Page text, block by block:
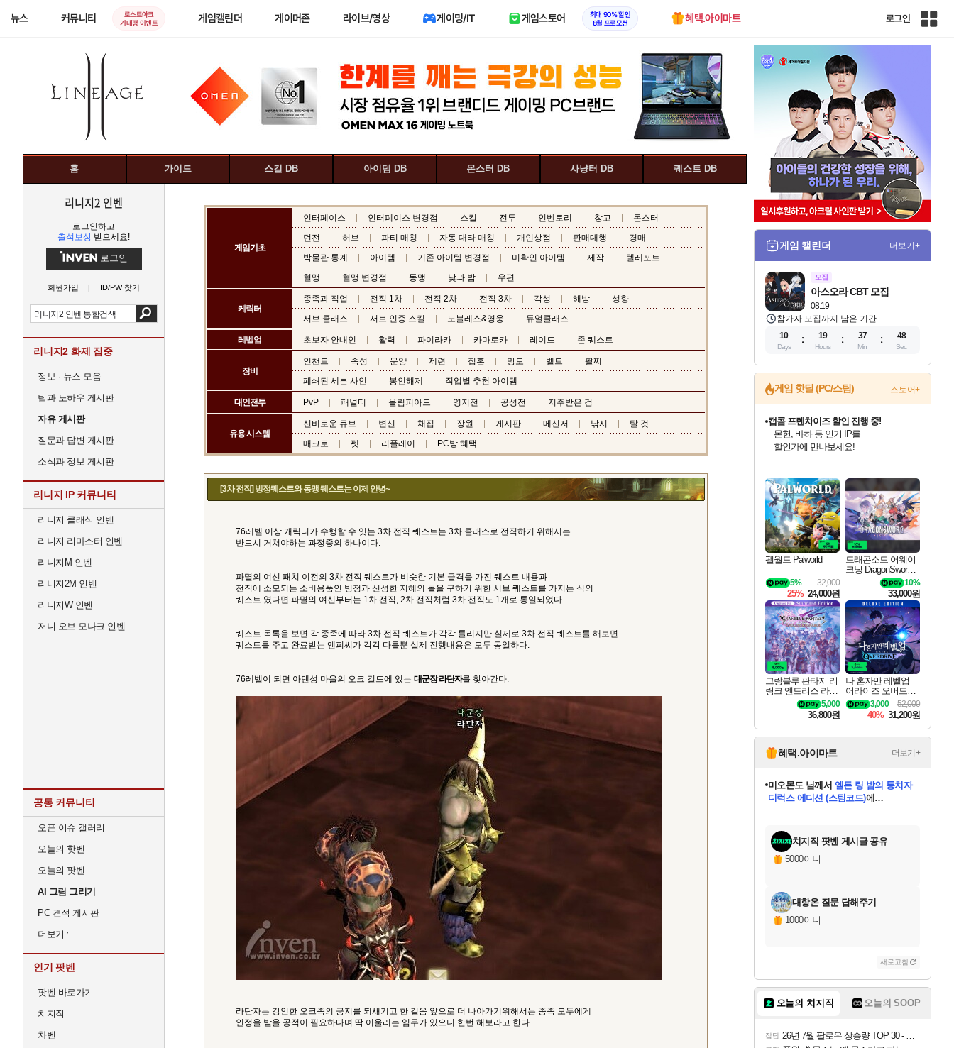
뉴스 커뮤니티
로스트아크
기대평 이벤트
게임캘린더 게이머존 라이브/영상 게이밍/IT 게임스토어
최대 90% 할인
8월 프로모션
혜택.아이마트 로그인
인
홈 가이드 스킬 DB 아이템 DB 몬스터 DB 사냥터 DB 퀘스트 DB
리니지2 인벤
로그인하고
출석보상 받으세요!
로그인
회원가입 ID/PW 찾기
리니지2 화제 집중
정보 · 뉴스 모음
팁과 노하우 게시판
자유 게시판
질문과 답변 게시판
소식과 정보 게시판
리니지 IP 커뮤니티
리니지 클래식 인벤
리니지 리마스터 인벤
리니지M 인벤
리니지2M 인벤
리니지W 인벤
저니 오브 모나크 인벤
공통 커뮤니티
오픈 이슈 갤러리
오늘의 핫벤
오늘의 팟벤
AI 그림 그리기
PC 견적 게시판
더보기
인기 팟벤
팟벤 바로가기
치지직
차벤
게임기초
인터페이스 인터페이스 변경점 스킬 전투 인벤토리 창고
몬스터
던전
허브 파티 매칭 자동 대타 매칭 개인상점 판매대행
경매
박물관 통계
아이템 기존 아이템 변경점 미확인 아이템 제작
텔레포트
혈맹
혈맹 변경점 동맹 낮과 밤 우편
케릭터
종족과 직업 전직 1차 전직 2차 전직 3차 각성 해방
성향
서브 클래스
서브 인증 스킬 노블레스&영웅 듀얼클래스
레벨업 초보자 안내인 활력 파이라카 카마로카 레이드 존 퀘스트
장비
인챈트 속성 문양 제련 집혼 망토 벨트
팔찌
폐쇄된 세븐 사인
봉인해제 직업별 추천 아이템
대인전투 PvP 패널티 올림피아드 영지전 공성전 저주받은 검
유용 시스템
신비로운 큐브 변신 채집 장원 게시판 메신저 낚시
탈 것
매크로
펫 리플레이 PC방 혜택
[3차 전직] 빙정퀘스트와 동맹 퀘스트는 이제 안녕~
76레벨 이상 캐릭터가 수행할 수 잇는 3차 전직 퀘스트는 3차 클래스로 전직하기 위해서는
반드시 거쳐야하는 과정중의 하나이다.
파멸의 여신 패치 이전의 3차 전직 퀘스트가 비슷한 기본 골격을 가진 퀘스트 내용과
전직에 소모되는 소비용품인 빙정과 신성한 지혜의 돌을 구하기 위한 서브 퀘스트를 가지는 식의
퀘스트 였다면 파멸의 여신부터는 1차 전직, 2차 전직처럼 3차 전직도 1개로 통일되었다.
퀘스트 목록을 보면 각 종족에 따라 3차 전직 퀘스트가 각각 틀리지만 실제로 3차 전직 퀘스트를 해보면
퀘스트를 주고 완료받는 엔피씨가 각각 다를뿐 실제 진행내용은 모두 동일하다.
76레벨이 되면 아덴성 마을의 오크 길드에 있는 대군장 라단자를 찾아간다.
라단자는 강인한 오크족의 긍지를 되새기고 한 걸음 앞으로 더 나아가기위해서는 종족 모두에게
인정을 받을 공적이 필요하다며 딱 어울리는 임무가 있으니 한번 해보라고 한다.
게임 캘린더 더보기+
모집
08.19
아스오라 CBT 모집
참가자 모집까지 남은 기간
10
Days
19
Hours
37
Min
46
Sec
게임 핫딜 (PC/스팀) 스토어+
최대 90% 할인가를 만나보세요!
네이버혜택과 함께 만나보세요!
50%할인&추가 적립까지!
네이버 포인트 혜택까지!
이니&베니 혜택까지!
네이버 혜택가와 함께 예약하세요!
할인&네이버혜택으로 만나보세요!
네이버페이 혜택과 만나보세요!
40주년 프로모션으로 만나보세요!
할인가에 만나보세요!
캡콤 일부 상품 상시 할인
몬헌 와일즈 & 드래곤즈 도그마2
일부 에디션 상시 할인!
혜택으로 예약 판매 중
편안하게 충전하세요
팰월드 Palworld
32,000
5%
25% 24,000원
드래곤소드 어웨이
크닝 DragonSword A
10%
33,000원
그랑블루 판타지 리
링크 엔드리스 라그
나로크 업그레이드
킷 Granblue Fantasy
Relink Endless Ragn
arok Upgrade Kit DL
C
5,000
36,800원
나 혼자만 레벨업
어라이즈 오버드라
이브 디럭스 에디션
Solo Leveling Arise
Overdrive Deluxe Edi
tion
52,000
3,000
40% 31,200원
혜택.아이마트 더보기+
교환.
당첨되셨습니다.
당첨되셨습니다.
당첨되셨습니다.
당첨되셨습니다.
아기쿠키님께서 (본편포함) 데이브 더
다이버 인 더 정글 번들 (스팀코드)
당첨되셨습니다.
당첨되셨습니다.
에디션 (스팀코드)를 교환.
당첨되셨습니다.
치지직 팟벤 게시글 공유
5000이니
대항온 질문 답해주기
1000이니
새로고침
오늘의 치지직 오늘의 SOOP
잡담 26년 7월 팔로우 상승량 TOP 30 - 월간 치지직